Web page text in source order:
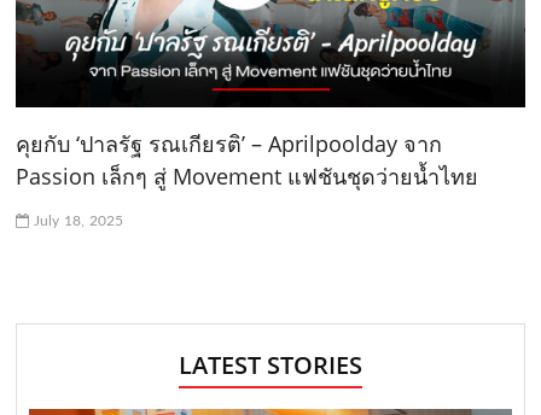
คุยกับ ‘ปาลรัฐ รณเกียรติ’ – Aprilpoolday จาก
Passion เล็กๆ สู่ Movement แฟชันชุดว่ายน้ำไทย
July 18, 2025
LATEST STORIES